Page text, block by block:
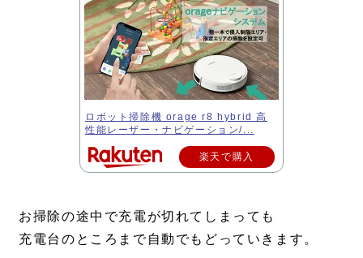
ロボット掃除機 orage r8 hybrid 高
性能レーザー・ナビゲーション/...
楽天で購入
お掃除の途中で充電が切れてしまっても
充電台のところまで自動でもどっていきます。